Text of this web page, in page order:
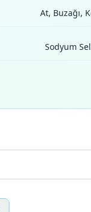
At, Buzağı,
Sodyum